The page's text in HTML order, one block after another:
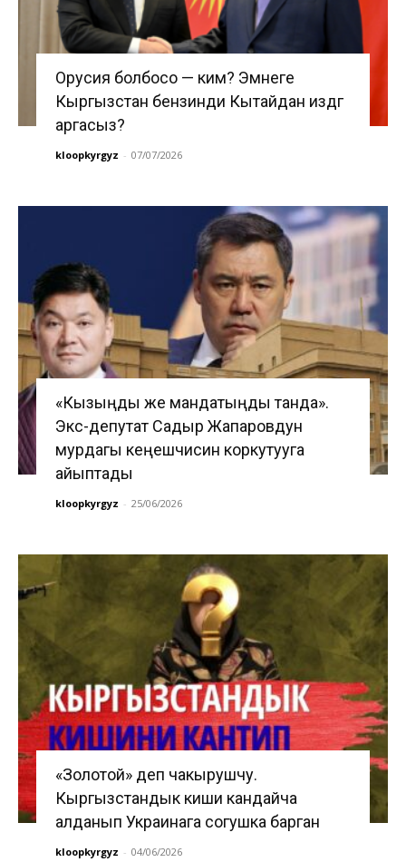
Орусия болбосо — ким? Эмнеге
Кыргызстан бензинди Кытайдан издөөгө
аргасыз?
kloopkyrgyz - 07/07/2026
«Кызыңды же мандатыңды танда».
Экс-депутат Садыр Жапаровдун
мурдагы кеңешчисин коркутууга
айыптады
kloopkyrgyz - 25/06/2026
«Золотой» деп чакырушчу.
Кыргызстандык киши кандайча
алданып Украинага согушка барган
kloopkyrgyz - 04/06/2026